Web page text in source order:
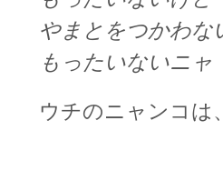
やまとをつかわな
もったいないニャ
ウチのニャンコは